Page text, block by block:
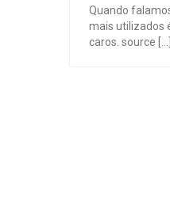
Quando
mais utilizados
caros. source [...]